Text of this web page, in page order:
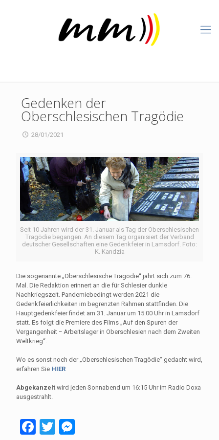
Gedenken der
Oberschlesischen Tragödie
28/01/2021
Seit 10 Jahren wird der 31. Januar als Tag der Oberschlesischen
Tragödie begangen. An diesem Tag organisiert der Verband
deutscher Gesellschaften eine Gedenkfeier in Lamsdorf. Foto:
K. Kandzia
Die sogenannte „Oberschlesische Tragödie“ jährt sich zum 76.
Mal. Die Redaktion erinnert an die für Schlesier dunkle
Nachkriegszeit. Pandemiebedingt werden 2021 die
Gedenkfeierlichkeiten im begrenzten Rahmen stattfinden. Die
Hauptgedenkfeier findet am 31. Januar um 15.00 Uhr in Lamsdorf
statt. Es folgt die Premiere des Films „Auf den Spuren der
Vergangenheit − Arbeitslager in Oberschlesien nach dem Zweiten
Weltkrieg“.
Wo es sonst noch der „Oberschlesischen Tragödie“ gedacht wird,
erfahren Sie HIER
Abgekanzelt wird jeden Sonnabend um 16:15 Uhr im Radio Doxa
ausgestrahlt.
Facebook
TwitterMessenger